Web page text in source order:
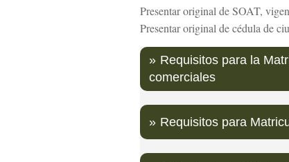
Presentar original de SOAT,
Presentar original de cédula de
Requisitos para la
comerciales
Requisitos para